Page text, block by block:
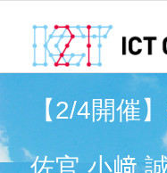
【2/4開催
佐官 小﨑